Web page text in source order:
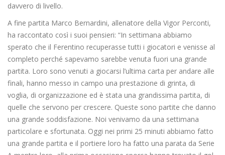
davvero di livello.
A fine partita Marco Bernardini, allenatore della Vigor Perconti,
ha raccontato così i suoi pensieri: “In settimana abbiamo
sperato che il Ferentino recuperasse tutti i giocatori e venisse al
completo perché sapevamo sarebbe venuta fuori una grande
partita. Loro sono venuti a giocarsi l’ultima carta per andare alle
finali, hanno messo in campo una prestazione di grinta, di
voglia, di organizzazione ed è stata una grandissima partita, di
quelle che servono per crescere. Queste sono partite che danno
una grande soddisfazione. Noi venivamo da una settimana
particolare e sfortunata. Oggi nei primi 25 minuti abbiamo fatto
una grande partita e il portiere loro ha fatto una parata da Serie